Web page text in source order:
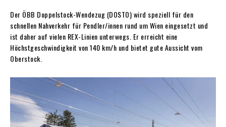
Der ÖBB Doppelstock-Wendezug (DOSTO) wird speziell für den
schnellen Nahverkehr für Pendler/innen rund um Wien eingesetzt und
ist daher auf vielen REX-Linien unterwegs. Er erreicht eine
Höchstgeschwindigkeit von 140 km/h und bietet gute Aussicht vom
Oberstock.